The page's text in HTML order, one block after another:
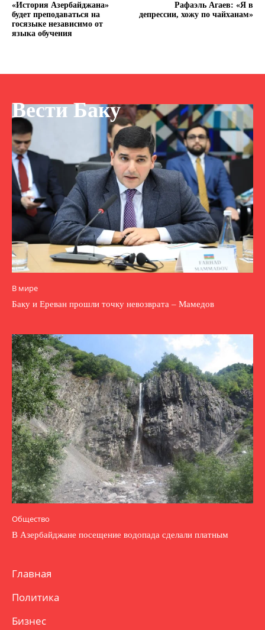
«История Азербайджана»
будет преподаваться на
госязыке независимо от
языка обучения
Рафaэль Агаев: «Я в
депрессии, хожу по чайханам»
Вести Баку
В мире
Баку и Ереван прошли точку невозврата – Мамедов
Общество
В Азербайджане посещение водопада сделали платным
Главная
Политика
Бизнес